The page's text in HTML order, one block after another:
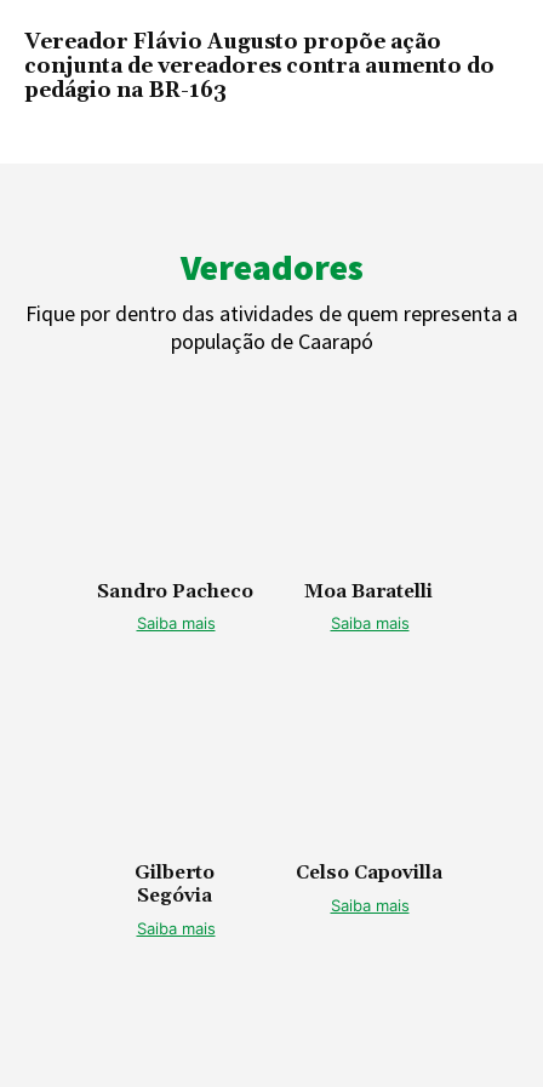
Vereador Flávio Augusto propõe ação
conjunta de vereadores contra aumento do
pedágio na BR-163
Vereadores
Fique por dentro das atividades de quem representa a
população de Caarapó
Sandro Pacheco
Saiba mais
Moa Baratelli
Saiba mais
Gilberto
Segóvia
Saiba mais
Celso Capovilla
Saiba mais